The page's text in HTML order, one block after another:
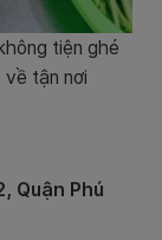
tiện ghé
về tận nơi
Quận Phú